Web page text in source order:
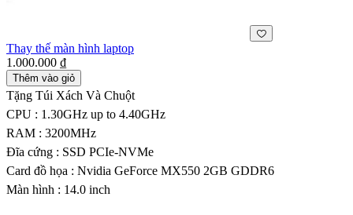
Thay thế màn hình laptop
1.000.000 ₫
Thêm vào giỏ
Tặng Túi Xách Và Chuột
CPU : 1.30GHz up to 4.40GHz
RAM : 3200MHz
Đĩa cứng : SSD PCIe-NVMe
Card đồ họa : Nvidia GeForce MX550 2GB GDDR6
Màn hình : 14.0 inch